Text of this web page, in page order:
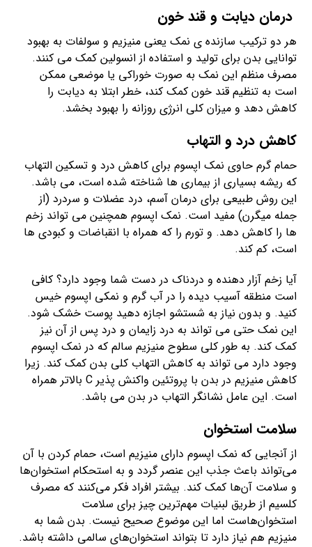
درمان دیابت و قند خون
هر دو ترکیب سازنده ی نمک یعنی منیزیم و سولفات به بهبود
توانایی بدن برای تولید و استفاده از انسولین کمک می کنند.
مصرف منظم این نمک به صورت خوراکی یا موضعی ممکن
است به تنظیم قند خون کمک کند، خطر ابتلا به دیابت را
کاهش دهد و میزان کلی انرژی روزانه را بهبود بخشد.
کاهش درد و التهاب
حمام گرم حاوی نمک اپسوم برای کاهش درد و تسکین التهاب
که ریشه بسیاری از بیماری ها شناخته شده است، می باشد.
این روش طبیعی برای درمان آسم، درد عضلات و سردرد (از
جمله میگرن) مفید است. نمک اپسوم همچنین می تواند زخم
ها را کاهش دهد. و تورم را که همراه با انقباضات و کبودی ها
است، کم کند.
آیا زخم آزار دهنده و دردناک در دست شما وجود دارد؟ کافی
است منطقه آسیب دیده را در آب گرم و نمکی اپسوم خیس
کنید. و بدون نیاز به شستشو اجازه دهید پوست خشک شود.
این نمک حتی می تواند به درد زایمان و درد پس از آن نیز
کمک کند. به طور کلی سطوح منیزیم سالم که در نمک اپسوم
وجود دارد می تواند به کاهش التهاب کلی بدن کمک کند. زیرا
کاهش منیزیم در بدن با پروتئین واکنش پذیر C بالاتر همراه
است. این عامل نشانگر التهاب در بدن می باشد.
سلامت استخوان‌
از آنجایی که نمک اپسوم دارای منیزیم است، حمام کردن با آن
می‌تواند باعث جذب این عنصر گردد و به استحکام استخوان‌ها
و سلامت آن‌ها کمک کند. بیشتر افراد فکر می‌کنند که مصرف
کلسیم از طریق لبنیات مهم‌ترین چیز برای سلامت
استخوان‌هاست اما این موضوع صحیح نیست. بدن شما به
منیزیم هم نیاز دارد تا بتواند استخوان‌های سالمی داشته باشد.